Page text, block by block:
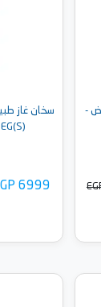
لتر، أبيض -
6999